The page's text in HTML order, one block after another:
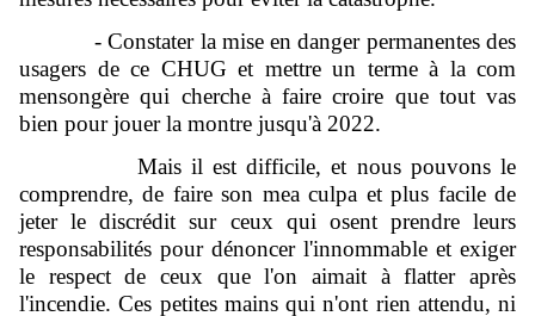
- Constater la mise en danger permanentes des
usagers de ce CHUG et mettre un terme à la com
mensongère qui cherche à faire croire que tout vas
bien pour jouer la montre jusqu'à 2022.
Mais il est difficile, et nous pouvons le
comprendre, de faire son mea culpa et plus facile de
jeter le discrédit sur ceux qui osent prendre leurs
responsabilités pour dénoncer l'innommable et exiger
le respect de ceux que l'on aimait à flatter après
l'incendie. Ces petites mains qui n'ont rien attendu, ni